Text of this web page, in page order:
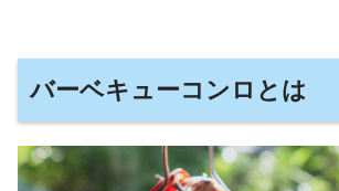
バーベキューコンロとは